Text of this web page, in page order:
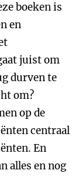
boeken is
en
juist om
durven te
om?
op de
centraal
En
alles en nog